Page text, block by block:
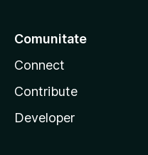
Comunitate
Connect
Contribute
Developer